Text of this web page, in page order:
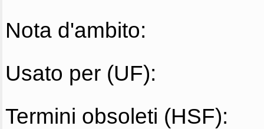
Nota d'ambito:
Usato per (UF):
Termini obsoleti (HSF):